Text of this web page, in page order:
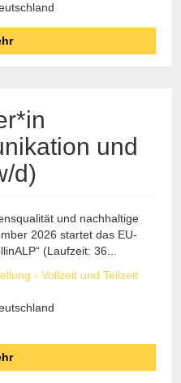
und
d)
und nachhaltige
2026 startet das EU-
(Laufzeit: 36...
- Vollzeit und Teilzeit